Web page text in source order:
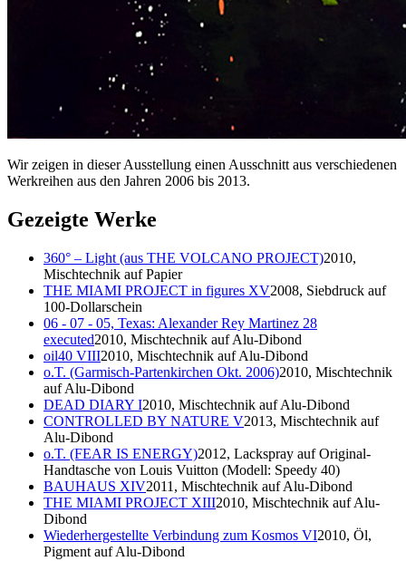
Wir zeigen in dieser Ausstellung einen Ausschnitt aus verschiedenen
Werkreihen aus den Jahren 2006 bis 2013.
Gezeigte Werke
360° – Light (aus THE VOLCANO PROJECT)2010,
Mischtechnik auf Papier
THE MIAMI PROJECT in figures XV2008, Siebdruck auf
100-Dollarschein
06 - 07 - 05, Texas: Alexander Rey Martinez 28
executed2010, Mischtechnik auf Alu-Dibond
oil40 VIII2010, Mischtechnik auf Alu-Dibond
o.T. (Garmisch-Partenkirchen Okt. 2006)2010, Mischtechnik
auf Alu-Dibond
DEAD DIARY I2010, Mischtechnik auf Alu-Dibond
CONTROLLED BY NATURE V2013, Mischtechnik auf
Alu-Dibond
o.T. (FEAR IS ENERGY)2012, Lackspray auf Original-
Handtasche von Louis Vuitton (Modell: Speedy 40)
BAUHAUS XIV2011, Mischtechnik auf Alu-Dibond
THE MIAMI PROJECT XIII2010, Mischtechnik auf Alu-
Dibond
Wiederhergestellte Verbindung zum Kosmos VI2010, Öl,
Pigment auf Alu-Dibond